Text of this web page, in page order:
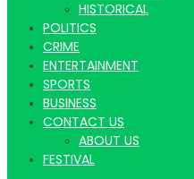
Hindi
News
HISTORICAL
POLITICS
CRIME
ENTERTAINMENT
SPORTS
BUSINESS
CONTACT US
ABOUT US
FESTIVAL